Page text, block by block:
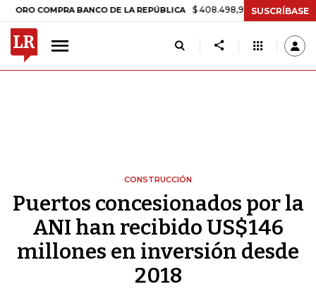
COMPRA BANCO DE LA REPÚBLICA $ 408.498,97 +$ 8.753,81 +2,19%
SUSCRÍBASE
CONSTRUCCIÓN
Puertos concesionados por la
ANI han recibido US$146
millones en inversión desde
2018